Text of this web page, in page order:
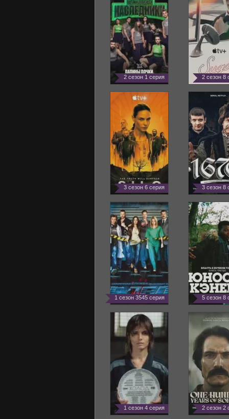
2 сезон 1 серия 2 сезон 8
3 сезон 6 серия 3 сезон 8
1 сезон 3545 серия 5 сезон 8
1 сезон 4 серия 2 сезон 2